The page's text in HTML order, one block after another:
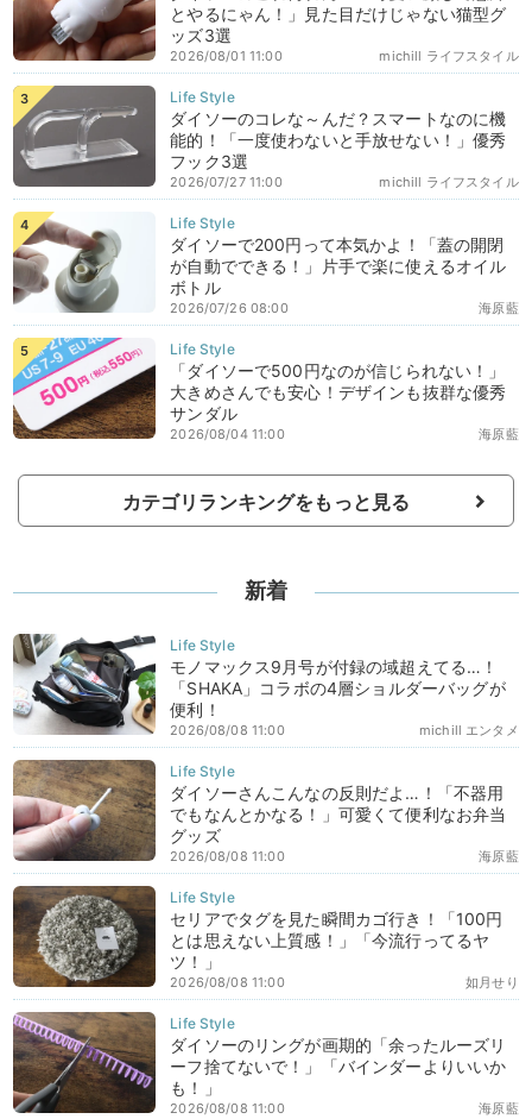
とやるにゃん！」見た目だけじゃない猫型グ
ッズ3選
michill ライフスタイル
2026/08/01 11:00
ダイソーのコレな～んだ？スマートなのに機
能的！「一度使わないと手放せない！」優秀
フック3選
michill ライフスタイル
2026/07/27 11:00
ダイソーで200円って本気かよ！「蓋の開閉
が自動でできる！」片手で楽に使えるオイル
ボトル
海原藍
2026/07/26 08:00
「ダイソーで500円なのが信じられない！」
大きめさんでも安心！デザインも抜群な優秀
サンダル
海原藍
2026/08/04 11:00
カテゴリランキングをもっと見る
新着
モノマックス9月号が付録の域超えてる…！
「SHAKA」コラボの4層ショルダーバッグが
便利！
michill エンタメ
2026/08/08 11:00
ダイソーさんこんなの反則だよ…！「不器用
でもなんとかなる！」可愛くて便利なお弁当
グッズ
海原藍
2026/08/08 11:00
セリアでタグを見た瞬間カゴ行き！「100円
とは思えない上質感！」「今流行ってるヤ
ツ！」
如月せり
2026/08/08 11:00
ダイソーのリングが画期的「余ったルーズリ
ーフ捨てないで！」「バインダーよりいいか
も！」
海原藍
2026/08/08 11:00